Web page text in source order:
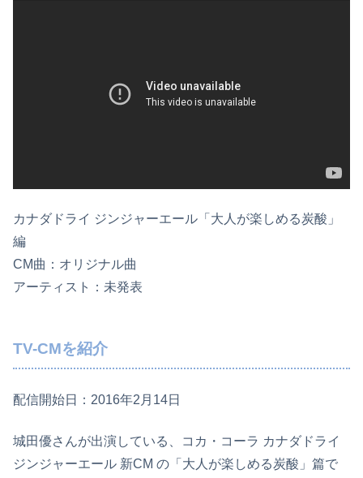
カナダドライ ジンジャーエール「大人が楽しめる炭酸」
編
CM曲：オリジナル曲
アーティスト：未発表
TV-CMを紹介
配信開始日：2016年2月14日
城田優さんが出演している、コカ・コーラ カナダドライ
ジンジャーエール 新CM の「大人が楽しめる炭酸」篇で